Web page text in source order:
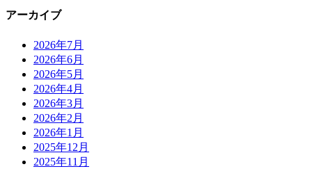
アーカイブ
2026年7月
2026年6月
2026年5月
2026年4月
2026年3月
2026年2月
2026年1月
2025年12月
2025年11月